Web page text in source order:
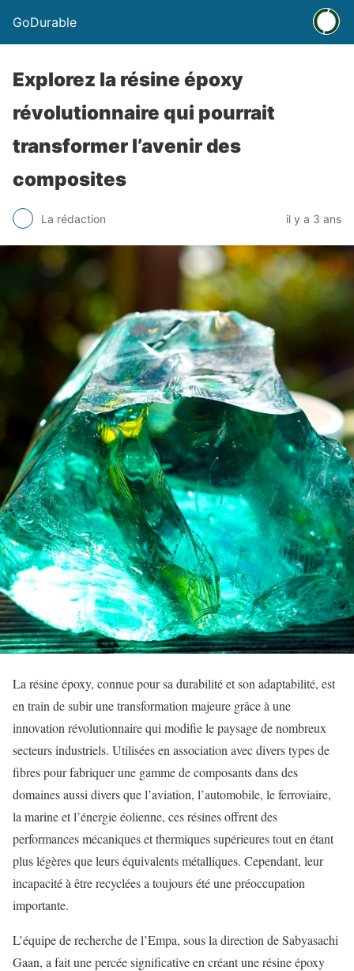
GoDurable
Explorez la résine époxy
révolutionnaire qui pourrait
transformer l’avenir des
composites
La rédaction il y a 3 ans
La résine époxy, connue pour sa durabilité et son adaptabilité, est
en train de subir une transformation majeure grâce à une
innovation révolutionnaire qui modifie le paysage de nombreux
secteurs industriels. Utilisées en association avec divers types de
fibres pour fabriquer une gamme de composants dans des
domaines aussi divers que l’aviation, l’automobile, le ferroviaire,
la marine et l’énergie éolienne, ces résines offrent des
performances mécaniques et thermiques supérieures tout en étant
plus légères que leurs équivalents métalliques. Cependant, leur
incapacité à être recyclées a toujours été une préoccupation
importante.
L’équipe de recherche de l’Empa, sous la direction de Sabyasachi
Gaan, a fait une percée significative en créant une résine époxy